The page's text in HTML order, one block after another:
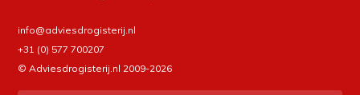
info@adviesdrogisterij.nl
+31 (0) 577 700207
© Adviesdrogisterij.nl 2009-2026